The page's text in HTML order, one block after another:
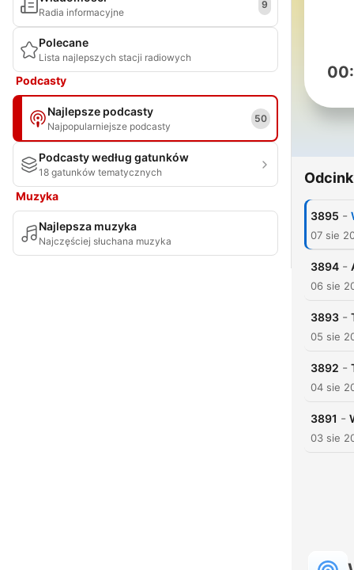
Radia informacyjne
9
Polecane
Lista najlepszych stacji radiowych
Podcasty
Najlepsze podcasty
Najpopularniejsze podcasty
50
Podcasty według gatunków
18 gatunków tematycznych
Muzyka
Najlepsza muzyka
Najczęściej słuchana muzyka
3895 -
07 sie
3894 -
06 sie
3893 -
05 sie
3892 -
04 sie
3891 -
03 sie